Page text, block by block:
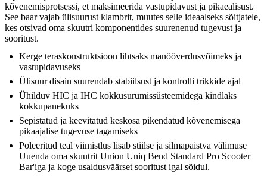
kõvenemisprotsessi, et maksimeerida vastupidavust ja pikaealisust.
See baar vajab ülisuurust klambrit, muutes selle ideaalseks sõitjatele,
kes otsivad oma skuutri komponentides suurenenud tugevust ja
sooritust.
Kerge teraskonstruktsioon lihtsaks manööverdusvõimeks ja
vastupidavuseks
Ülisuur disain suurendab stabiilsust ja kontrolli trikkide ajal
Ühilduv HIC ja IHC kokkusurumissüsteemidega kindlaks
kokkupanekuks
Sepistatud ja keevitatud keskosa pikendatud kõvenemisega
pikaajalise tugevuse tagamiseks
Poleeritud teal viimistlus lisab stiilse ja silmapaistva välimuse
Uuenda oma skuutrit Union Uniq Bend Standard Pro Scooter
Bar'iga ja koge usaldusväärset sooritust igal sõidul.